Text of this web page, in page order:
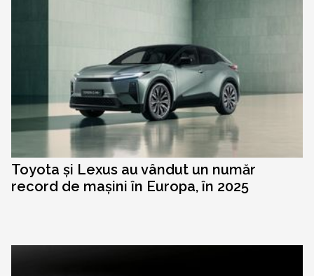
Toyota și Lexus au vândut un număr
record de mașini în Europa, în 2025